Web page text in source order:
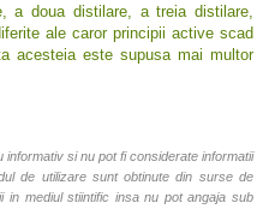
a doua distilare, a treia distilare,
ale caror principii active scad
acesteia este supusa mai multor
si nu pot fi considerate informatii
de utilizare sunt obtinute din surse de
in mediul stiintific insa nu pot angaja sub